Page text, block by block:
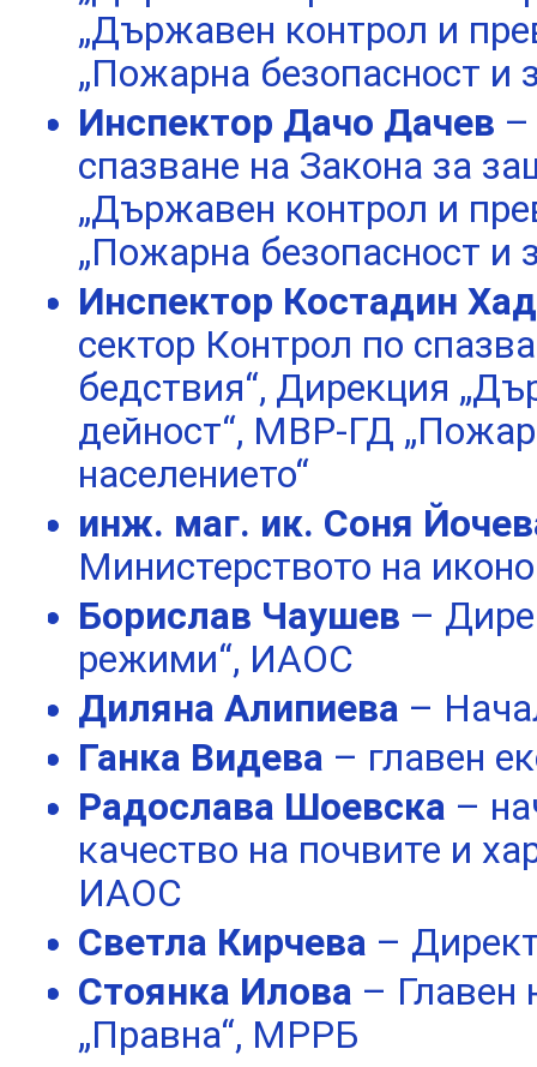
„Държавен контрол и
„Пожарна безопасност и
Инспектор Дачо Дачев –
спазване на Закона за
„Държавен контрол и
„Пожарна безопасност и
Инспектор Костадин
сектор Контрол по
бедствия“, Дирекция
дейност“, МВР-ГД
населението“
инж. маг. ик. Соня
Министерството на
Борислав Чаушев –
режими“, ИАОС
Диляна Алипиева –
Ганка Видева – главен
Радослава Шоевска –
качество на почвите и
ИАОС
Светла Кирчева –
Стоянка Илова – Главен
„Правна“, МРРБ